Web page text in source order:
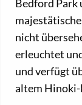
Bedford Park
nicht
erleuchtet
und verfügt
altem